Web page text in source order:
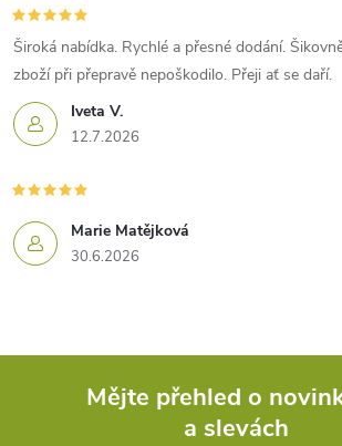
Iveta V.
12.7.2026
Široká nabídka. Rychlé a přesné dodání.
zboží při přepravě nepoškodilo. Přeji ať se daří.
Marie Matějková
30.6.2026
Mějte přehled o
a slevách